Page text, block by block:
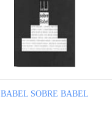
BABEL SOBRE BABEL